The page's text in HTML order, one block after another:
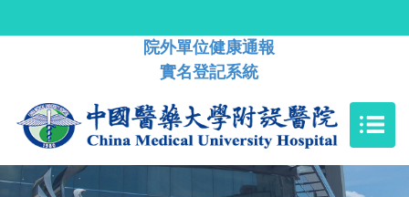
院外單位健康通報
實名登記系統